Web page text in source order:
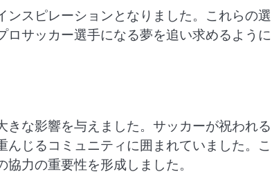
スピレーションとなりました。これらの選
サッカー選手になる夢を追い求めるように
な影響を与えました。サッカーが祝われる
じるコミュニティに囲まれていました。こ
力の重要性を形成しました。